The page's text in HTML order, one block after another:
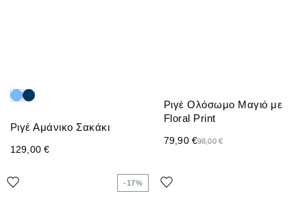
Ριγέ Αμάνικο Σακάκι
129,00 €
Ριγέ Ολόσωμο Μαγιό με
Floral Print
98,00€
79,90 €
-17%